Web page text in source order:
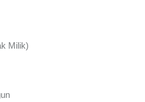
Milik)